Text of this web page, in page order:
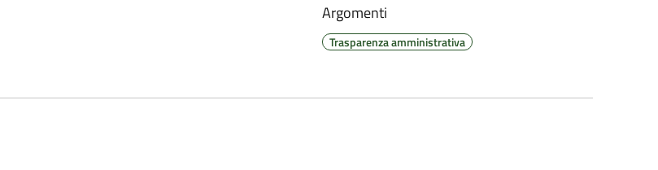
Argomenti
Trasparenza amministrativa